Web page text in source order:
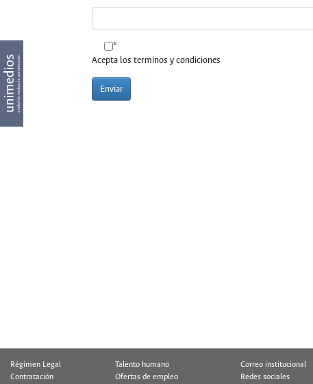
*
Acepta los terminos y condiciones
Enviar
Régimen Legal
Talento humano
Contratación
Ofertas de empleo
Correo institucional
Redes sociales